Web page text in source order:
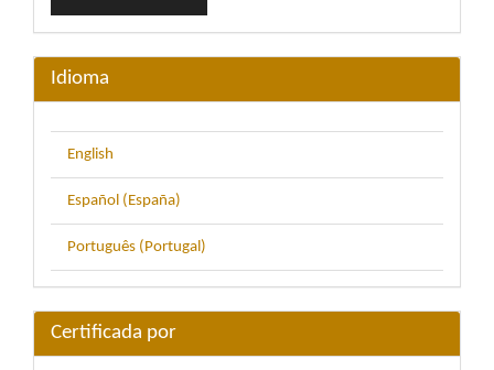
un
artículo
Idioma
English
Español (España)
Português (Portugal)
Certificada por